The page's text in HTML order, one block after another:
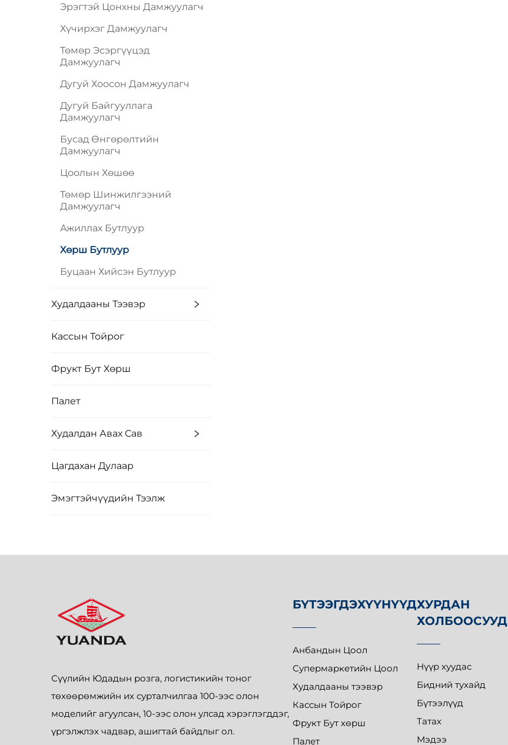
Эрэгтэй Цонхны Дамжуулагч
Хүчирхэг Дамжуулагч
Төмөр Эсэргүүцэд
Дамжуулагч
Дугуй Хоосон Дамжуулагч
Дугуй Байгууллага
Дамжуулагч
Бусад Өнгөрөлтийн
Дамжуулагч
Цоолын Хөшөө
Төмөр Шинжилгээний
Дамжуулагч
Ажиллах Бутлуур
Хөрш Бутлуур
Буцаан Хийсэн Бутлуур
Худалдааны Тээвэр
Кассын Тойрог
Фрукт Бут Хөрш
Палет
Худалдан Авах Сав
Цагдахан Дулаар
Эмэгтэйчүүдийн Тээлж
Сүүлийн Юдадын розга, логистикийн тоног
төхөөрөмжийн их сурталчилгаа 100-ээс олон
моделийг агуулсан, 10-ээс олон улсад хэрэглэгддэг,
үргэлжлэх чадвар, ашигтай байдлыг ол.
БҮТЭЭГДЭХҮҮНҮҮД
Анбандын Цоол
Супермаркетийн Цоол
Худалдааны тээвэр
Кассын Тойрог
Фрукт Бут хөрш
Палет
ХУРДАН
ХОЛБООСУУД
Нүүр хуудас
Бидний тухайд
Бүтээлүүд
Татах
Мэдээ